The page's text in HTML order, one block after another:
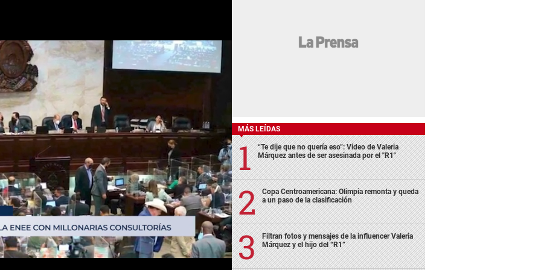
MÁS LEÍDAS
“Te dije que no quería eso”: Video de Valeria
Márquez antes de ser asesinada por el "R1"
Copa Centroamericana: Olimpia remonta y queda
a un paso de la clasificación
Filtran fotos y mensajes de la influencer Valeria
Márquez y el hijo del “R1”